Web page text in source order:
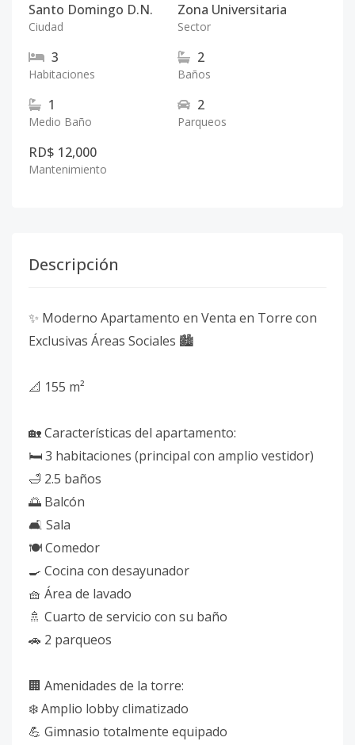
Santo Domingo D.N.
Ciudad
Zona Universitaria
Sector
3
Habitaciones
2
Baños
1
Medio Baño
2
Parqueos
RD$ 12,000
Mantenimiento
Descripción
✨ Moderno Apartamento en Venta en Torre con
Exclusivas Áreas Sociales 🏙️
📐 155 m²
🏡 Características del apartamento:
🛏️ 3 habitaciones (principal con amplio vestidor)
🛁 2.5 baños
🌅 Balcón
🛋️ Sala
🍽️ Comedor
🍳 Cocina con desayunador
🧺 Área de lavado
🚿 Cuarto de servicio con su baño
🚗 2 parqueos
🏢 Amenidades de la torre:
❄️ Amplio lobby climatizado
💪 Gimnasio totalmente equipado